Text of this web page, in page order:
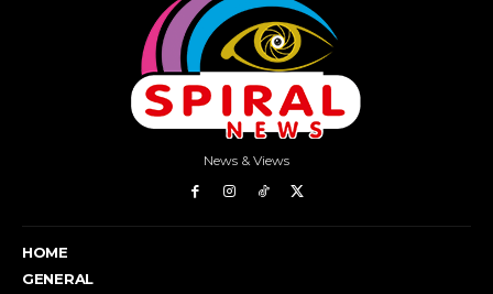
News & Views
HOME
GENERAL